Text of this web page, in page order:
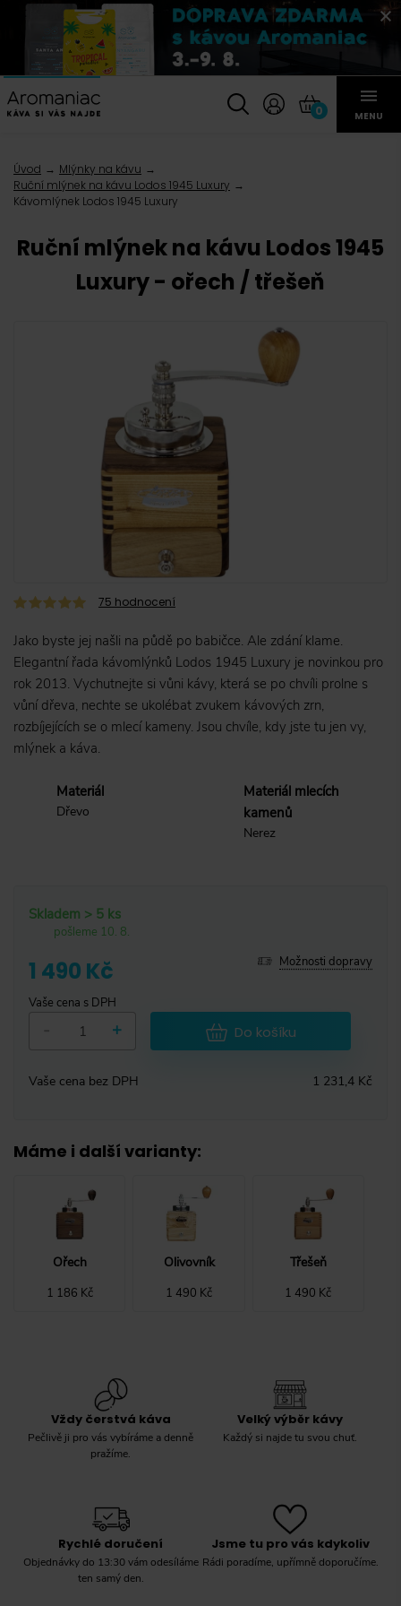
0 MENU
Úvod
Mlýnky na kávu
Ruční mlýnek na kávu Lodos 1945 Luxury
Kávomlýnek Lodos 1945 Luxury
Ruční mlýnek na kávu Lodos 1945
Luxury - ořech / třešeň
75 hodnocení
Jako byste jej našli na půdě po babičce. Ale zdání klame.
Elegantní řada kávomlýnků Lodos 1945 Luxury je novinkou pro
rok 2013. Vychutnejte si vůni kávy, která se po chvíli prolne s
vůní dřeva, nechte se ukolébat zvukem kávových zrn,
rozbíjejících se o mlecí kameny. Jsou chvíle, kdy jste tu jen vy,
mlýnek a káva.
Materiál
Dřevo
Materiál mlecích
kamenů
Nerez
Skladem > 5 ks
pošleme 10. 8.
1 490 Kč
Vaše cena s DPH
Možnosti dopravy
+ Do košíku
Vaše cena bez DPH 1 231,4 Kč
Máme i další varianty:
Ořech
1 186 Kč
Olivovník
1 490 Kč
Třešeň
1 490 Kč
Vždy čerstvá káva
Pečlivě ji pro vás vybíráme a denně
pražíme.
Velký výběr kávy
Každý si najde tu svou chuť.
Rychlé doručení
Objednávky do 13:30 vám odesíláme
ten samý den.
Jsme tu pro vás kdykoliv
Rádi poradíme, upřímně doporučíme.